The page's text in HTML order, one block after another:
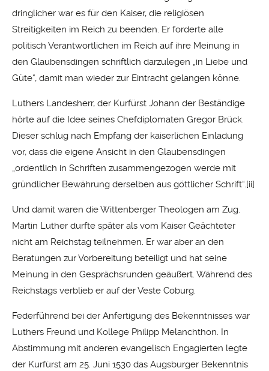
dringlicher war es für den Kaiser, die religiösen
Streitigkeiten im Reich zu beenden. Er forderte alle
politisch Verantwortlichen im Reich auf ihre Meinung in
den Glaubensdingen schriftlich darzulegen „in Liebe und
Güte“, damit man wieder zur Eintracht gelangen könne.
Luthers Landesherr, der Kurfürst Johann der Beständige
hörte auf die Idee seines Chefdiplomaten Gregor Brück.
Dieser schlug nach Empfang der kaiserlichen Einladung
vor, dass die eigene Ansicht in den Glaubensdingen
„ordentlich in Schriften zusammengezogen werde mit
gründlicher Bewährung derselben aus göttlicher Schrift“.[ii]
Und damit waren die Wittenberger Theologen am Zug.
Martin Luther durfte später als vom Kaiser Geächteter
nicht am Reichstag teilnehmen. Er war aber an den
Beratungen zur Vorbereitung beteiligt und hat seine
Meinung in den Gesprächsrunden geäußert. Während des
Reichstags verblieb er auf der Veste Coburg.
Federführend bei der Anfertigung des Bekenntnisses war
Luthers Freund und Kollege Philipp Melanchthon. In
Abstimmung mit anderen evangelisch Engagierten legte
der Kurfürst am 25. Juni 1530 das Augsburger Bekenntnis